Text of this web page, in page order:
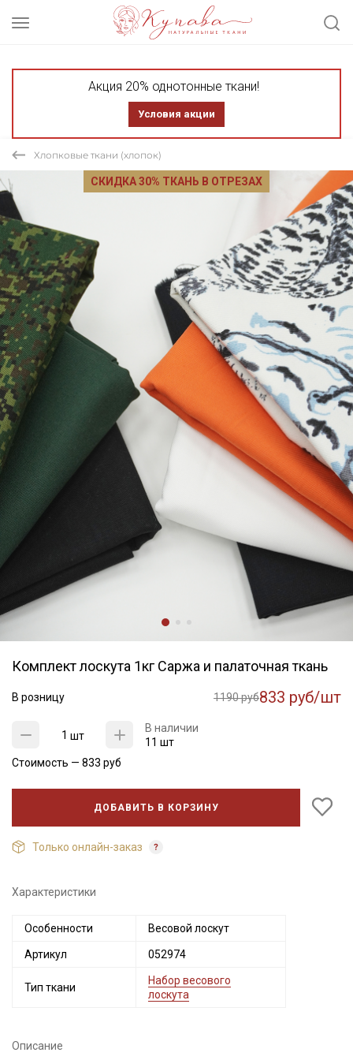
Акция 20% однотонные ткани!
Условия акции
Хлопковые ткани (хлопок)
СКИДКА 30% ТКАНЬ В ОТРЕЗАХ
Комплект лоскута 1кг Саржа и палаточная ткань
В розницу 1190 руб833 руб/шт
шт
В наличии
11 шт
Стоимость — 833 руб
ДОБАВИТЬ В КОРЗИНУ
Только онлайн-заказ
Характеристики
Особенности Весовой лоскут
Артикул 052974
Тип ткани
Набор весового
лоскута
Описание
Мы публикуем здесь дополнительные
промокоды и скидки до 30% на узкие
категории тканей